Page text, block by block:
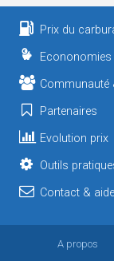
Prix du
Econonomies
Communauté
Partenaires
Evolution prix
Outils
Contact & aide
A propos